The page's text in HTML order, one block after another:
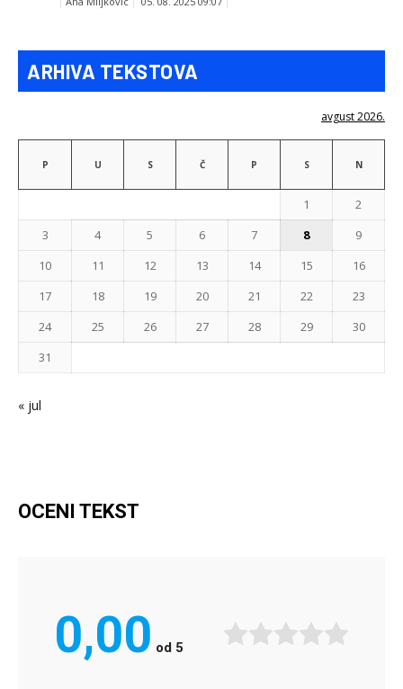
ARHIVA TEKSTOVA
avgust 2026.
P U S Č P S N
1
2
3
4 5 6 7 8
9
10
11 12 13 14 15
16
17
18 19 20 21 22
23
24
25 26 27 28 29
30
31
« jul
OCENI TEKST
0,00 od 5